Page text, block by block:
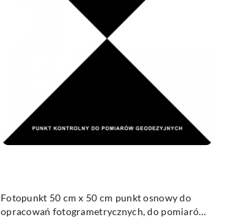
Fotopunkt 50 cm x 50 cm punkt osnowy do
opracowań fotogrametrycznych, do pomiarów